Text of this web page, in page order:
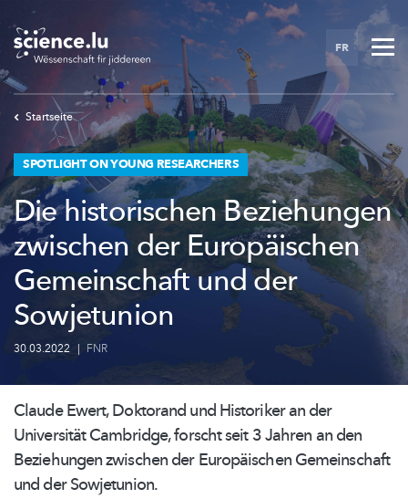
to
main
content
FR
Startseite
SPOTLIGHT ON YOUNG RESEARCHERS
Die historischen Beziehungen
zwischen der Europäischen
Gemeinschaft und der
Sowjetunion
30.03.2022 | FNR
Claude Ewert, Doktorand und Historiker an der
Universität Cambridge, forscht seit 3 Jahren an den
Beziehungen zwischen der Europäischen Gemeinschaft
und der Sowjetunion.